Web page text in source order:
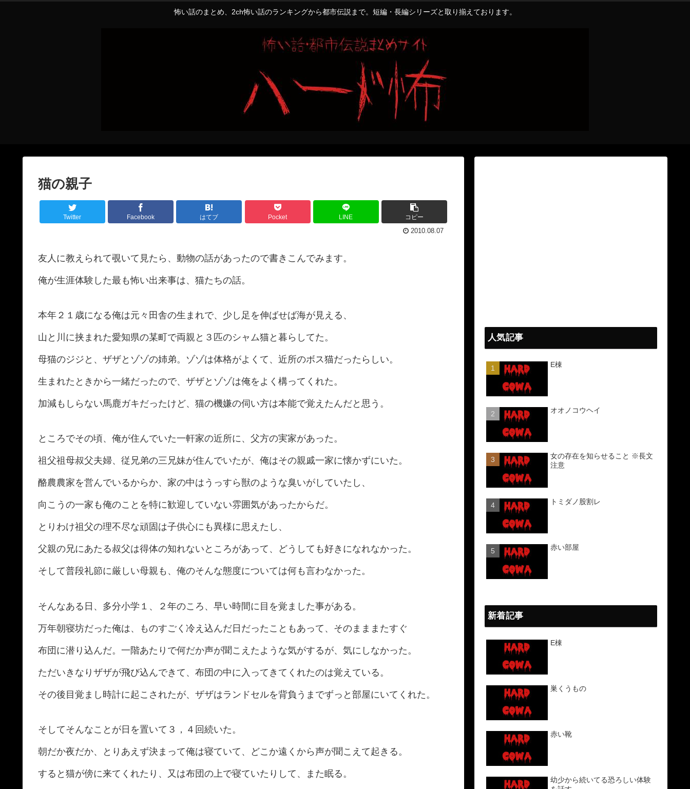
怖い話のまとめ、2ch怖い話のランキングから都市伝説まで。短編・長編シリーズと取り揃えております。
猫の親子
Twitter Facebook はてブ Pocket LINE
コピー
2010.08.07
友人に教えられて覗いて見たら、動物の話があったので書きこんでみます。
俺が生涯体験した最も怖い出来事は、猫たちの話。
本年２１歳になる俺は元々田舎の生まれで、少し足を伸ばせば海が見える、
山と川に挟まれた愛知県の某町で両親と３匹のシャム猫と暮らしてた。
母猫のジジと、ザザとゾゾの姉弟。ゾゾは体格がよくて、近所のボス猫だったらしい。
生まれたときから一緒だったので、ザザとゾゾは俺をよく構ってくれた。
加減もしらない馬鹿ガキだったけど、猫の機嫌の伺い方は本能で覚えたんだと思う。
ところでその頃、俺が住んでいた一軒家の近所に、父方の実家があった。
祖父祖母叔父夫婦、従兄弟の三兄妹が住んでいたが、俺はその親戚一家に懐かずにいた。
酪農農家を営んでいるからか、家の中はうっすら獣のような臭いがしていたし、
向こうの一家も俺のことを特に歓迎していない雰囲気があったからだ。
とりわけ祖父の理不尽な頑固は子供心にも異様に思えたし、
父親の兄にあたる叔父は得体の知れないところがあって、どうしても好きになれなかった。
そして普段礼節に厳しい母親も、俺のそんな態度については何も言わなかった。
そんなある日、多分小学１、２年のころ、早い時間に目を覚ました事がある。
万年朝寝坊だった俺は、ものすごく冷え込んだ日だったこともあって、そのまままたすぐ
布団に潜り込んだ。一階あたりで何だか声が聞こえたような気がするが、気にしなかった。
ただいきなりザザが飛び込んできて、布団の中に入ってきてくれたのは覚えている。
その後目覚まし時計に起こされたが、ザザはランドセルを背負うまでずっと部屋にいてくれた。
そしてそんなことが日を置いて３，４回続いた。
朝だか夜だか、とりあえず決まって俺は寝ていて、どこか遠くから声が聞こえて起きる。
すると猫が傍に来てくれたり、又は布団の上で寝ていたりして、また眠る。
人気記事
E棟
オオノコウヘイ
女の存在を知らせること ※長文
注意
トミダノ股割レ
赤い部屋
新着記事
E棟
巣くうもの
赤い靴
幼少から続いてる恐ろしい体験